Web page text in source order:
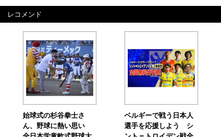
レコメンド
始球式の杉谷拳士さ
ん、野球に熱い思い
ベルギーで戦う日本人
選手を応援しよう シ